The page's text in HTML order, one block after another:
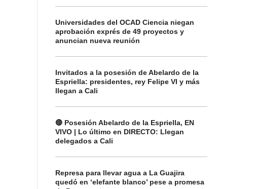
Universidades del OCAD Ciencia niegan
aprobación exprés de 49 proyectos y
anuncian nueva reunión
Invitados a la posesión de Abelardo de la
Espriella: presidentes, rey Felipe VI y más
llegan a Cali
🔴 Posesión Abelardo de la Espriella, EN
VIVO | Lo último en DIRECTO: Llegan
delegados a Cali
Represa para llevar agua a La Guajira
quedó en ‘elefante blanco’ pese a promesa